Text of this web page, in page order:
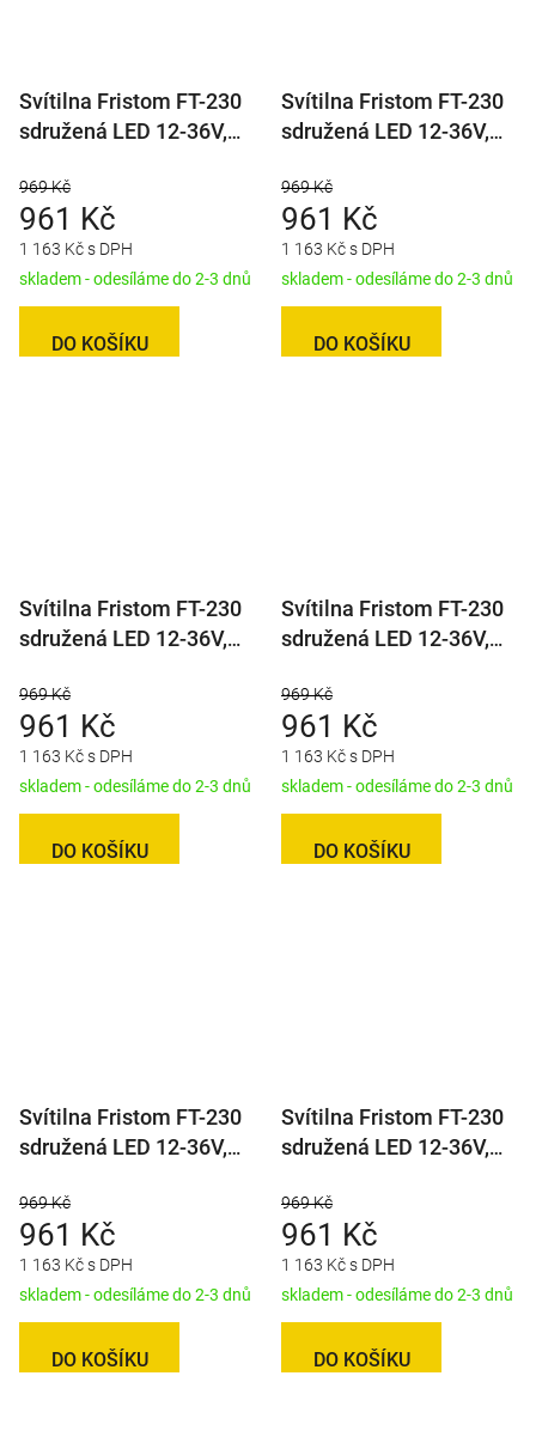
Svítilna Fristom FT-230
sdružená LED 12-36V,
dynamický blinkr, baj5
1 163 Kč s DPH
961 Kč
969 Kč
skladem - odesíláme do 2-3 dnů
DO KOŠÍKU
Svítilna Fristom FT-230
sdružená LED 12-36V,
dynamický blinkr
1 163 Kč s DPH
961 Kč
969 Kč
skladem - odesíláme do 2-3 dnů
DO KOŠÍKU
Svítilna Fristom FT-230
sdružená LED 12-36V,
dynamický blinkr, baj5
1 163 Kč s DPH
961 Kč
969 Kč
skladem - odesíláme do 2-3 dnů
DO KOŠÍKU
Svítilna Fristom FT-230
sdružená LED 12-36V,
dynamický blinkr
1 163 Kč s DPH
961 Kč
969 Kč
skladem - odesíláme do 2-3 dnů
DO KOŠÍKU
Svítilna Fristom FT-230
sdružená LED 12-36V,
dynamický blinkr, baj5
1 163 Kč s DPH
961 Kč
969 Kč
skladem - odesíláme do 2-3 dnů
DO KOŠÍKU
Svítilna Fristom FT-230
sdružená LED 12-36V,
dynamický blinkr
1 163 Kč s DPH
961 Kč
969 Kč
skladem - odesíláme do 2-3 dnů
DO KOŠÍKU